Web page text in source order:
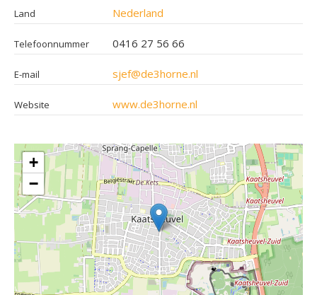
Land Nederland
Telefoonnummer 0416 27 56 66
E-mail sjef@de3horne.nl
Website www.de3horne.nl
+
−